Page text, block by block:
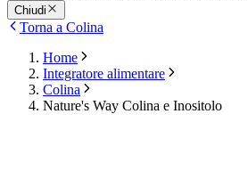
Chiudi
Torna a Colina
Home
Integratore alimentare
Colina
Nature's Way Colina e Inositolo